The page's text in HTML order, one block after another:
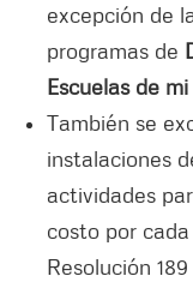
excepción de
programas de
Escuelas de
También se
instalaciones
actividades
costo por
Resolución